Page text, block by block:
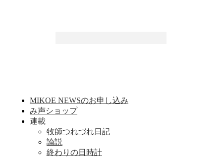
MIKOE NEWSのお申し込み
み声ショップ
連載
牧師つれづれ日記
論説
終わりの日時計